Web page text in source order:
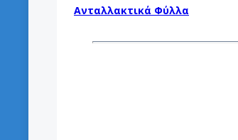
Ανταλλακτικά Φύλλα